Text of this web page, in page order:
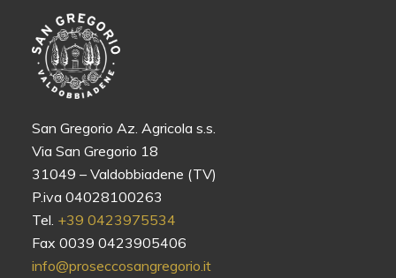
San Gregorio Az. Agricola s.s.
Via San Gregorio 18
31049 – Valdobbiadene (TV)
P.iva 04028100263
Tel. +39 0423975534
Fax 0039 0423905406
info@proseccosangregorio.it